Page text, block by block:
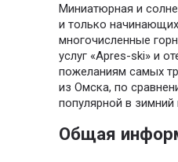
Миниатюрная и
и только
многочисленные
услуг «Apres-ski» и
пожеланиям самых
из Омска, по
популярной в зимний
Общая